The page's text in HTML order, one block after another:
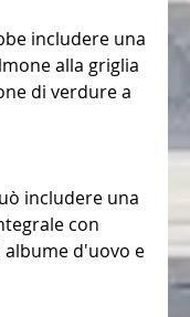
includere una
alla griglia
di verdure a
includere una
con
d'uovo e